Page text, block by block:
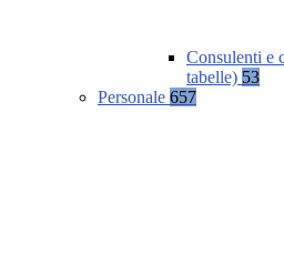
Consulenti e
tabelle) 53
Personale 657